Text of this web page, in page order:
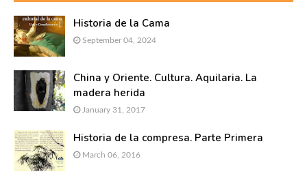
Historia de la Cama
September 04, 2024
China y Oriente. Cultura. Aquilaria. La
madera herida
January 31, 2017
Historia de la compresa. Parte Primera
March 06, 2016